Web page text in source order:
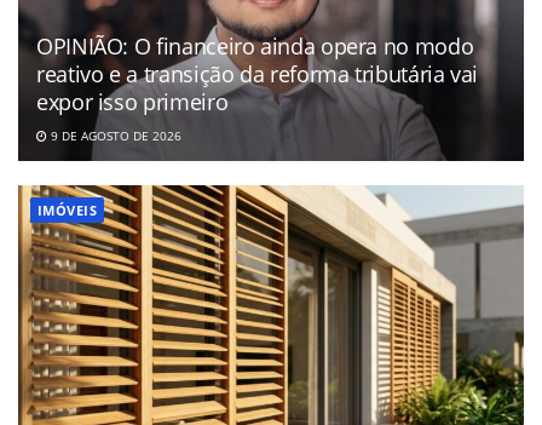
OPINIÃO: O financeiro ainda opera no modo
reativo e a transição da reforma tributária vai
expor isso primeiro
9 DE AGOSTO DE 2026
IMÓVEIS